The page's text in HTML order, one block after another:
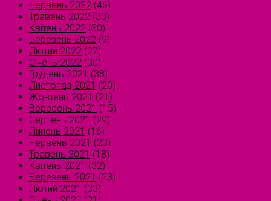
Червень 2022 (46)
Травень 2022 (33)
Квітень 2022 (30)
Березень 2022 (9)
Лютий 2022 (27)
Січень 2022 (30)
Грудень 2021 (38)
Листопад 2021 (20)
Жовтень 2021 (21)
Вересень 2021 (15)
Серпень 2021 (29)
Липень 2021 (16)
Червень 2021 (23)
Травень 2021 (18)
Квітень 2021 (32)
Березень 2021 (23)
Лютий 2021 (33)